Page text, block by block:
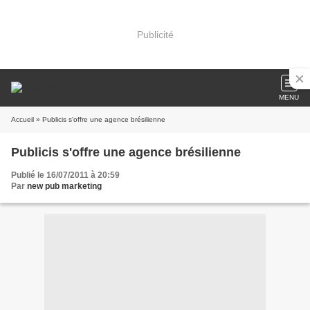
Publicité
MENU
Accueil » Publicis s'offre une agence brésilienne
Publicis s'offre une agence brésilienne
Publié le 16/07/2011 à 20:59
Par new pub marketing